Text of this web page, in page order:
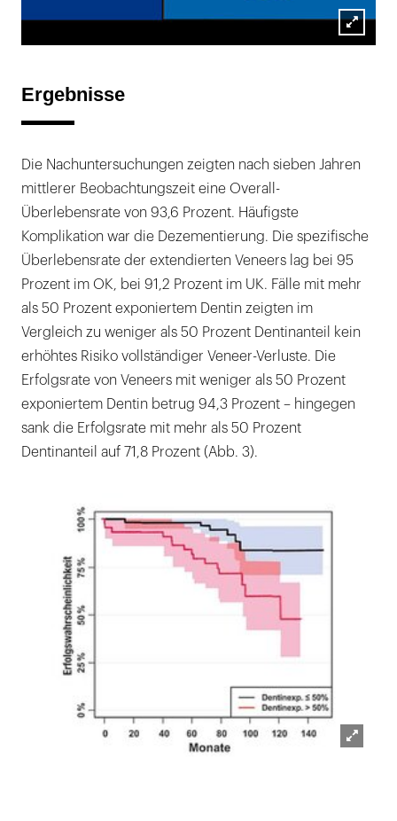
Ergebnisse
Die Nachuntersuchungen zeigten nach sieben Jahren
mittlerer Beobachtungszeit eine Overall-
Überlebensrate von 93,6 Prozent. Häufigste
Komplikation war die Dezementierung. Die spezifische
Überlebensrate der extendierten Veneers lag bei 95
Prozent im OK, bei 91,2 Prozent im UK. Fälle mit mehr
als 50 Prozent exponiertem Dentin zeigten im
Vergleich zu weniger als 50 Prozent Dentinanteil kein
erhöhtes Risiko vollständiger Veneer-Verluste. Die
Erfolgsrate von Veneers mit weniger als 50 Prozent
exponiertem Dentin betrug 94,3 Prozent – hingegen
sank die Erfolgsrate mit mehr als 50 Prozent
Dentinanteil auf 71,8 Prozent (Abb. 3).